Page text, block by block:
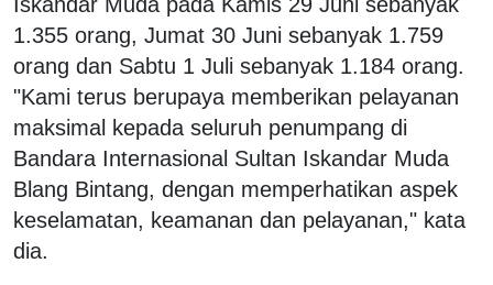
1.355 orang, Jumat 30 Juni sebanyak 1.759
orang dan Sabtu 1 Juli sebanyak 1.184 orang.
"Kami terus berupaya memberikan pelayanan
maksimal kepada seluruh penumpang di
Bandara Internasional Sultan Iskandar Muda
Blang Bintang, dengan memperhatikan aspek
keselamatan, keamanan dan pelayanan," kata
dia.